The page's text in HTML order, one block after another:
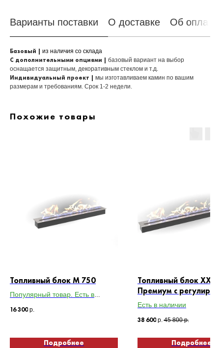
Варианты поставки О доставке Об оплате
Базовый | из наличия со склада
С дополнительными опциями | базовый вариант на выбор
оснащается защитным, декоративным стеклом и т.д.
Индивидуальный проект | мы изготавливаем камин по вашим
размерам и требованиям. Срок 1-2 недели.
Похожие товары
Топливный блок М 750
Популярный товар. Есть в
16 300 р.
Подробнее
Топливный блок
Премиум с
пламени
Есть в наличии
38 600 р. 45 800 р.
Подробнее